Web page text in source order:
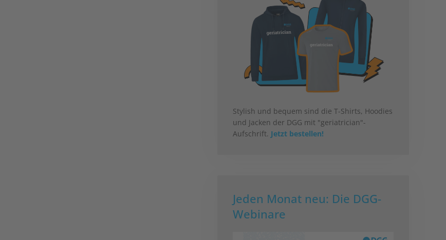
Stylish und bequem sind die T-Shirts, Hoodies
und Jacken der DGG mit "geriatrician"-
Aufschrift. Jetzt bestellen!
Jeden Monat neu: Die DGG-
Webinare